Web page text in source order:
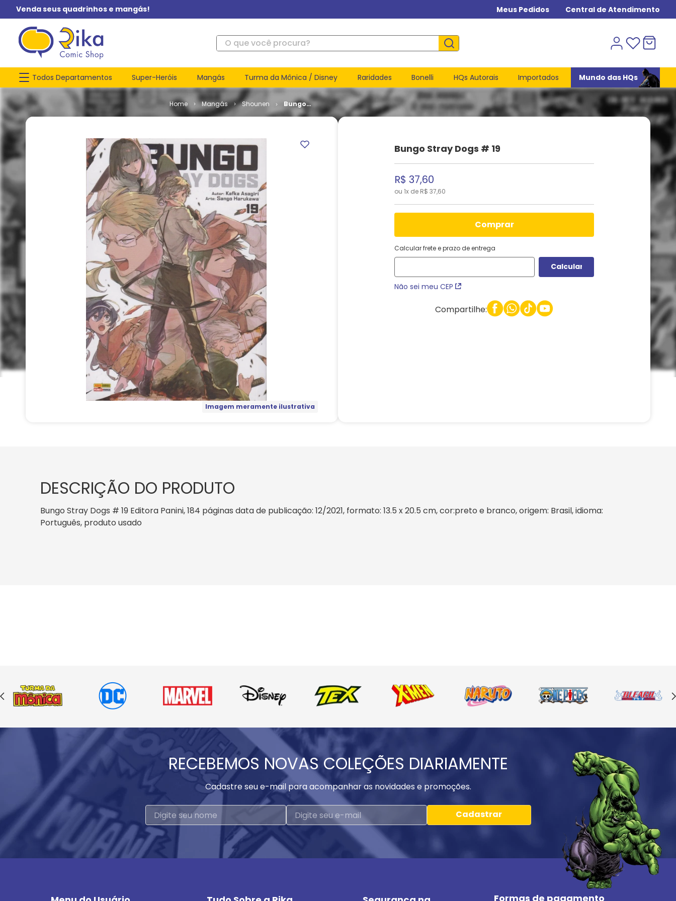
Venda seus quadrinhos e mangás! Meus Pedidos Central de Atendimento
O que você procura?
Todos Departamentos Super-Heróis Mangás Turma da Mônica / Disney Raridades Bonelli HQs Autorais Importados Mundo das HQs
Mangás Shounen
Bungo
Stray Dogs
Imagem meramente ilustrativa
Bungo Stray Dogs # 19
R$ 37,60
ou 1x de R$ 37,60
comprar
Calcular frete e prazo de entrega
Não sei meu CEP
Compartilhe:
DESCRIÇÃO DO PRODUTO
Bungo Stray Dogs # 19 Editora Panini, 184 páginas data de publicação: 12/2021, formato: 13.5 x 20.5 cm, cor:preto e branco, origem: Brasil, idioma:
Português, produto usado
RECEBEMOS NOVAS COLEÇÕES DIARIAMENTE
Cadastre seu e-mail para acompanhar as novidades e promoções.
Cadastrar
Formas de pagamento